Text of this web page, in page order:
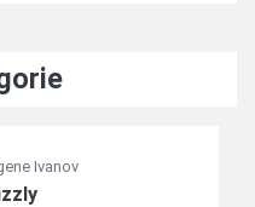
Ivanov